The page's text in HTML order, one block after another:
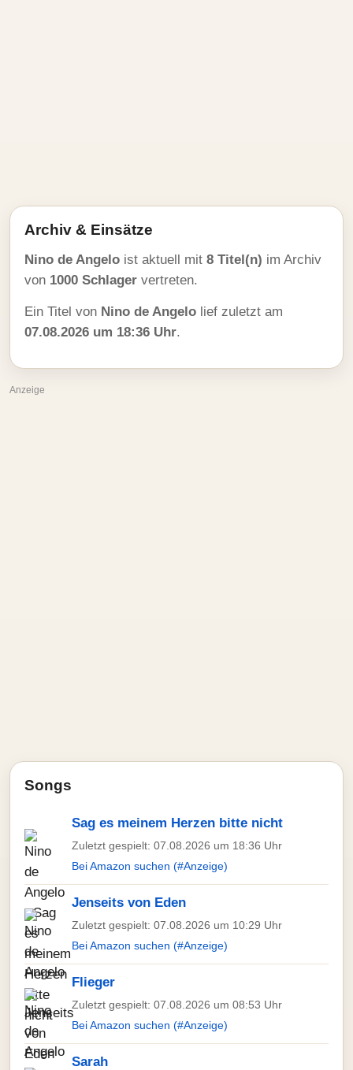
Archiv & Einsätze
Nino de Angelo ist aktuell mit 8 Titel(n) im Archiv
von 1000 Schlager vertreten.
Ein Titel von Nino de Angelo lief zuletzt am
07.08.2026 um 18:36 Uhr.
Anzeige
Songs
Sag es meinem Herzen bitte nicht
Zuletzt gespielt: 07.08.2026 um 18:36 Uhr
Bei Amazon suchen (#Anzeige)
Jenseits von Eden
Zuletzt gespielt: 07.08.2026 um 10:29 Uhr
Bei Amazon suchen (#Anzeige)
Flieger
Zuletzt gespielt: 07.08.2026 um 08:53 Uhr
Bei Amazon suchen (#Anzeige)
Sarah